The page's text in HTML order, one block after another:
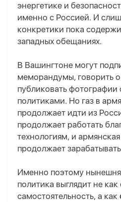
энергетике и
именно с Россией. И
конкретики пока
западных обещаниях.
В Вашингтоне могут
меморандумы, говорить
публиковать
политиками. Но газ в
продолжает идти из
продолжает работать
технологиям, и
продолжает
Именно поэтому
политика выглядит не как
самостоятельность, а как